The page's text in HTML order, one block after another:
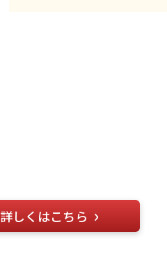
詳しくはこちら